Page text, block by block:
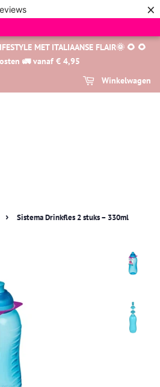
×
MET ITALIAANSE FLAIR🌞 🌻 🌻
🚛 vanaf € 4,95
Winkelwagen
›
Sistema Drinkfles 2 stuks – 330ml